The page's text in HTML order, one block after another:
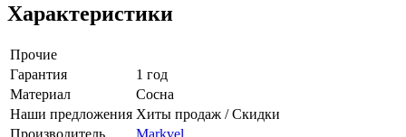
Характеристики
Прочие
Гарантия
1 год
Материал
Сосна
Наши предложения Хиты продаж / Скидки
Производитель
Markvel